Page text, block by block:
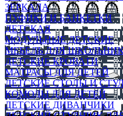
ЗЕРКАЛА
ПУФИКИ И БАНКЕТКИ
ДЕТСКАЯ
МОДУЛЬНЫЕ ДЕТСКИЕ
МЕБЕЛЬ ДЛЯ
ДЕТСКИЕ КРОВАТИ
МАТРАСЫ ДЛЯ ДЕТЕЙ
ДЕТСКИЕ СТОЛЫ И
КОМОДЫ ДЛЯ ДЕТЕЙ
ДЕТСКИЕ ДИВАНЧИКИ